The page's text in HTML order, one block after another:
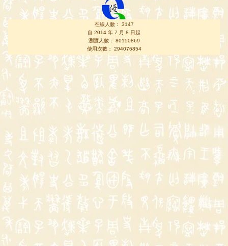
在線人數： 3147
自 2014 年 7 月 8 日起
瀏覽人數： 80150869
使用次數： 294076854